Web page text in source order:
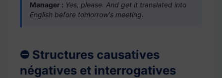
Manager : Yes, please. And get it translated into
English before tomorrow's meeting.
⛔ Structures causatives
négatives et interrogatives